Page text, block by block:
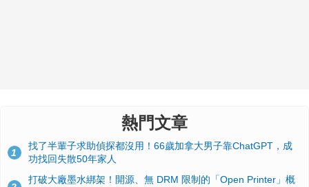
熱門文章
1
找了半輩子求助偵探都沒用！66歲加拿大男子靠ChatGPT，成
功找回失散50年家人
打破大廠墨水綁架！開源、無 DRM 限制的「Open Printer」概